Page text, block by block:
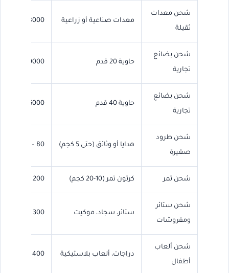
شحن معدات
ثقيلة
معدات صناعية أو زراعية 8000 – 15000
شحن بضائع
تجارية
حاوية 20 قدم 10000 – 15000
شحن بضائع
تجارية
حاوية 40 قدم 15000 – 20000
شحن طرود
صغيرة
هدايا أو وثائق (حتى 5 كجم) 80 – 150
شحن تمر كرتون تمر (10-20 كجم) 200 – 400
شحن ستائر
ومفروشات
ستائر، سجاد، موكيت 300 – 600
شحن ألعاب
أطفال
دراجات، ألعاب بلاستيكية 400 – 800